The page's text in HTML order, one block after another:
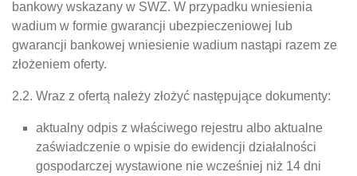
bankowy wskazany w SWZ. W przypadku wniesienia
wadium w formie gwarancji ubezpieczeniowej lub
gwarancji bankowej wniesienie wadium nastąpi razem ze
złożeniem oferty.
2.2. Wraz z ofertą należy złożyć następujące dokumenty:
aktualny odpis z właściwego rejestru albo aktualne
zaświadczenie o wpisie do ewidencji działalności
gospodarczej wystawione nie wcześniej niż 14 dni